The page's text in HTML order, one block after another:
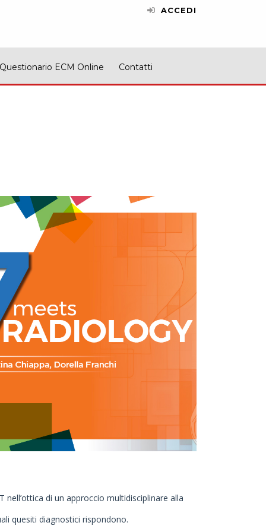
ACCEDI
Questionario ECM Online Contatti
di un approccio multidisciplinare alla
quesiti diagnostici rispondono.